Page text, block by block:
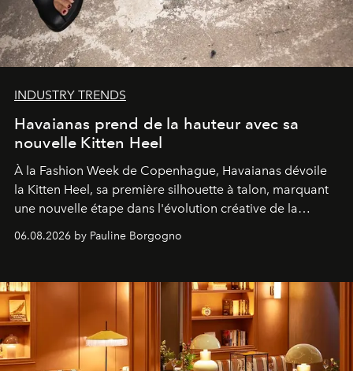
INDUSTRY TRENDS
Havaianas prend de la hauteur avec sa
nouvelle Kitten Heel
À la Fashion Week de Copenhague, Havaianas dévoile
la Kitten Heel, sa première silhouette à talon, marquant
une nouvelle étape dans l'évolution créative de la
06.08.2026 by Pauline Borgogno